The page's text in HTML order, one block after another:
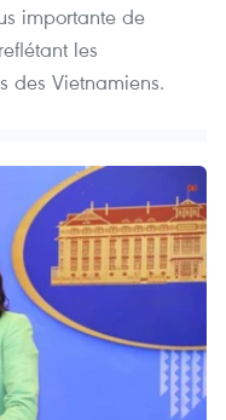
importante de
les
des Vietnamiens.